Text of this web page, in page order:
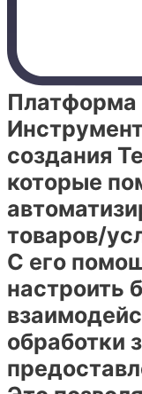
Платформа
создания
которые
товаров/
С его
настроить
обработки